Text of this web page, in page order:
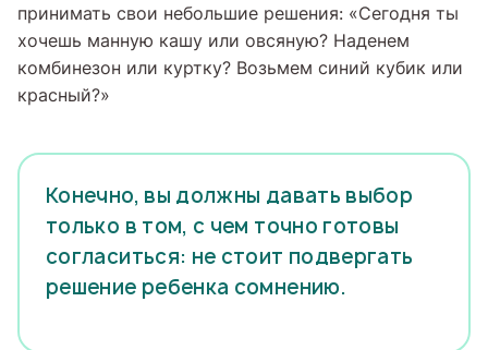
принимать свои небольшие решения: «Сегодня ты
хочешь манную кашу или овсяную? Наденем
комбинезон или куртку? Возьмем синий кубик или
красный?»
Конечно, вы должны давать выбор
только в том, с чем точно готовы
согласиться: не стоит подвергать
решение ребенка сомнению.